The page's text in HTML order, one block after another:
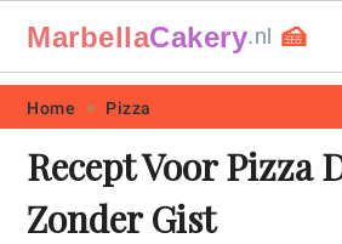
Skip
primary
navigation
Skip
main
content
Skip
primary
sidebar
Skip
footer
MarbellaCakery.nl 🍰
Home Pizza
Recept Voor Pizza
Zonder Gist